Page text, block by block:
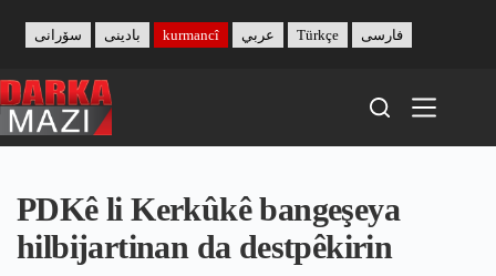
content
بادینی سۆرانی kurmancî عربي Türkçe فارسی
PDKê li Kerkûkê bangeşeya
hilbijartinan da destpêkirin